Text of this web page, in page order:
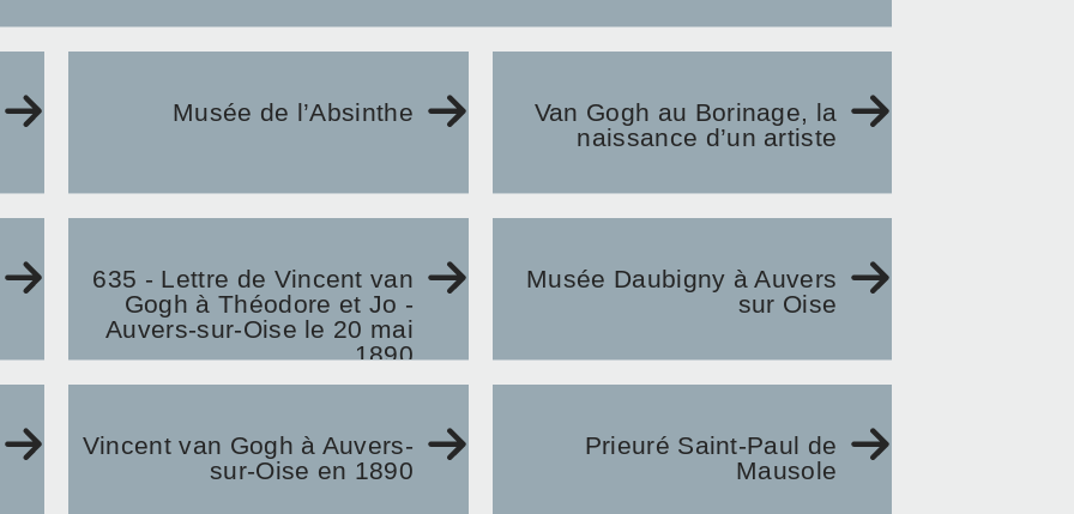
Musée de l’Absinthe
Van Gogh au Borinage, la
naissance d’un artiste
635 - Lettre de Vincent van
Gogh à Théodore et Jo -
Auvers-sur-Oise le 20 mai
1890
Musée Daubigny à Auvers
sur Oise
Vincent van Gogh à Auvers-
sur-Oise en 1890
Prieuré Saint-Paul de
Mausole